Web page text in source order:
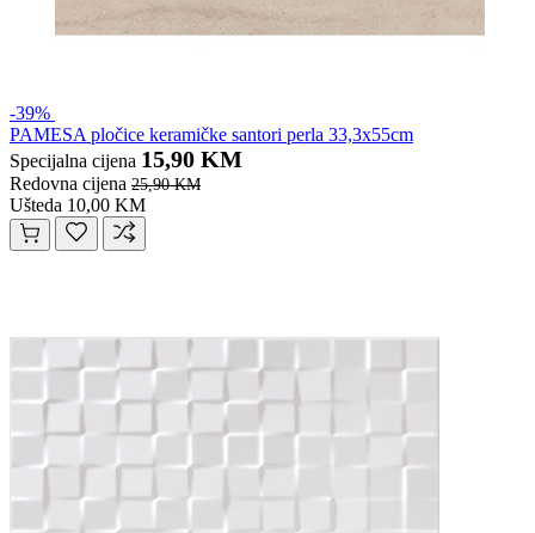
-39%
PAMESA pločice keramičke santori perla 33,3x55cm
Specijalna cijena 15,90 KM
Redovna cijena 25,90 KM
Ušteda 10,00 KM